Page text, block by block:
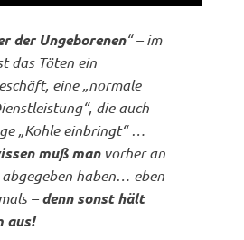
der Ungeborenen“ – im
das Töten ein
eine „normale
die auch
„Kohle einbringt“ …
muß manvorher an
haben… eben
–denn sonst hält
aus!